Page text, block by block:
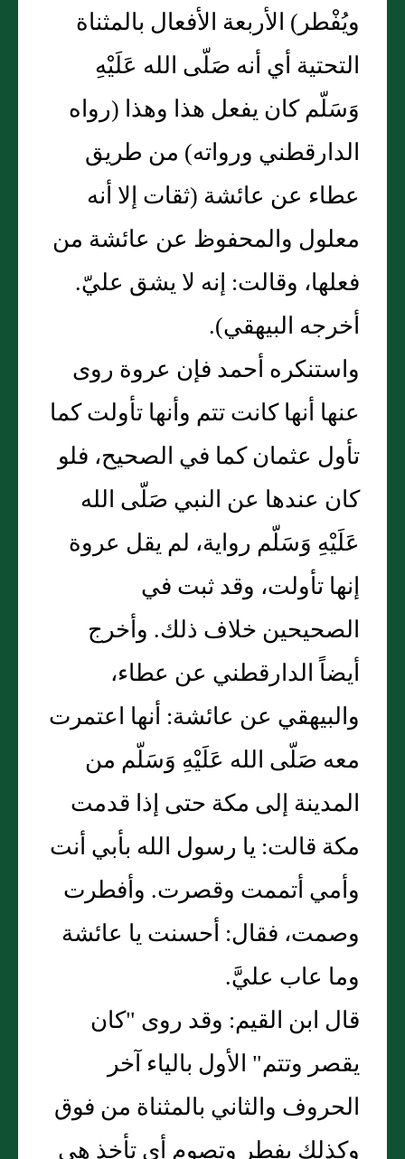
ويُفْطر) الأربعة الأفعال بالمثناة
التحتية أي أنه صَلّى الله عَلَيْهِ
وَسَلّم كان يفعل هذا وهذا (رواه
الدارقطني ورواته) من طريق
عطاء عن عائشة (ثقات إلا أنه
معلول والمحفوظ عن عائشة من
فعلها، وقالت: إنه لا يشق عليّ.
أخرجه البيهقي).
واستنكره أحمد فإن عروة روى
عنها أنها كانت تتم وأنها تأولت كما
تأول عثمان كما في الصحيح، فلو
كان عندها عن النبي صَلّى الله
عَلَيْهِ وَسَلّم رواية، لم يقل عروة
إنها تأولت، وقد ثبت في
الصحيحين خلاف ذلك. وأخرج
أيضاً الدارقطني عن عطاء،
والبيهقي عن عائشة: أنها اعتمرت
معه صَلّى الله عَلَيْهِ وَسَلّم من
المدينة إلى مكة حتى إذا قدمت
مكة قالت: يا رسول الله بأبي أنت
وأمي أتممت وقصرت. وأفطرت
وصمت، فقال: أحسنت يا عائشة
وما عاب عليَّ.
قال ابن القيم: وقد روى "كان
يقصر وتتم" الأول بالياء آخر
الحروف والثاني بالمثناة من فوق